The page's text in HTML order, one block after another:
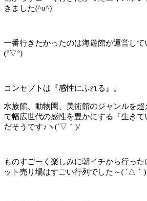
きました(^o^)
一番行きたかったのは海遊館が運営して
(°▽°)
コンセプトは『感性にふれる』。
水族館、動物園、美術館のジャンルを超
で幅広世代の感性を豊かにする『生きて
だそうです♪ヽ(´▽｀)/
ものすごーく楽しみに朝イチから行っ
ット売り場はすごい行列でした～( ´△｀)